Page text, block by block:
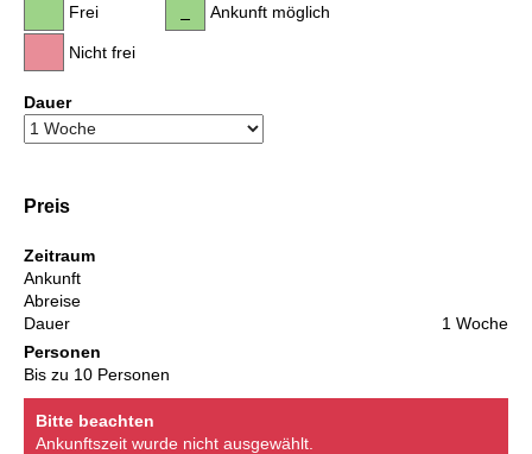
Frei
Nicht frei
Ankunft möglich
Dauer
Preis
Zeitraum
Ankunft
Abreise
Dauer
1 Woche
Personen
Bis zu 10 Personen
Bitte beachten
Ankunftszeit wurde nicht ausgewählt.